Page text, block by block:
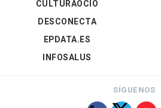
CULTURAOCIO
DESCONECTA
EPDATA.ES
INFOSALUS
SÍGUENOS